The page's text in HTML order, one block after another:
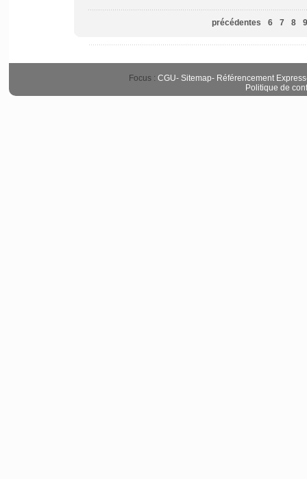
précédentes 6 7 8 9
Focus : CGU- Sitemap- Référencement Express
Politique de